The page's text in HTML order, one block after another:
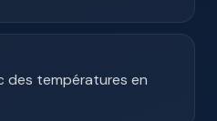
des températures en